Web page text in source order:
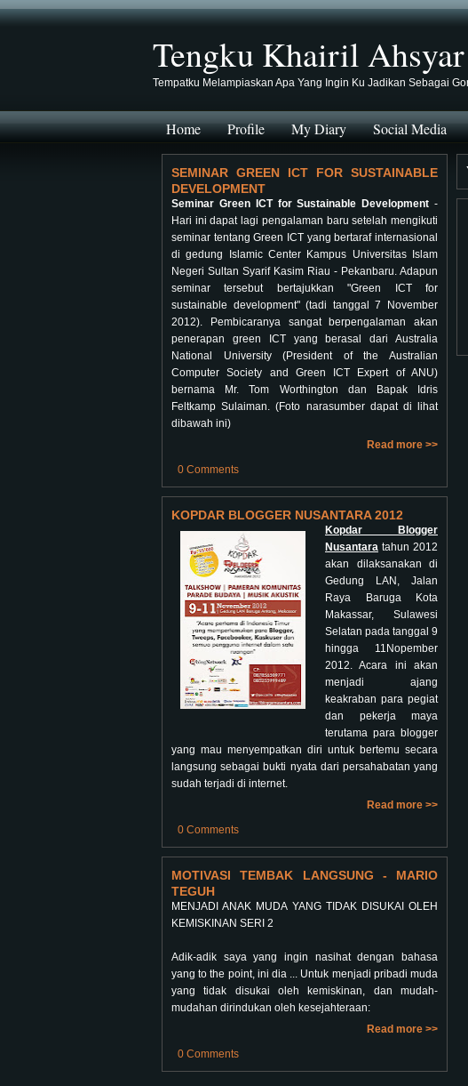
Tengku Khairil Ahsyar
Tempatku Melampiaskan Apa Yang Ingin Ku Jadikan Sebagai
Home Profile My Diary Social Media
SEMINAR GREEN ICT FOR SUSTAINABLE
DEVELOPMENT
Seminar Green ICT for Sustainable Development -
Hari ini dapat lagi pengalaman baru setelah mengikuti
seminar tentang Green ICT yang bertaraf internasional
di gedung Islamic Center Kampus Universitas Islam
Negeri Sultan Syarif Kasim Riau - Pekanbaru. Adapun
seminar tersebut bertajukkan "Green ICT for
sustainable development" (tadi tanggal 7 November
2012). Pembicaranya sangat berpengalaman akan
penerapan green ICT yang berasal dari Australia
National University (President of the Australian
Computer Society and Green ICT Expert of ANU)
bernama Mr. Tom Worthington dan Bapak Idris
Feltkamp Sulaiman. (Foto narasumber dapat di lihat
dibawah ini)
Read more >>
0 Comments
KOPDAR BLOGGER NUSANTARA 2012
Kopdar Blogger
Nusantara tahun 2012
akan dilaksanakan di
Gedung LAN, Jalan
Raya Baruga Kota
Makassar, Sulawesi
Selatan pada tanggal 9
hingga 11Nopember
2012. Acara ini akan
menjadi ajang
keakraban para pegiat
dan pekerja maya
terutama para blogger
yang mau menyempatkan diri untuk bertemu secara
langsung sebagai bukti nyata dari persahabatan yang
sudah terjadi di internet.
Read more >>
0 Comments
MOTIVASI TEMBAK LANGSUNG - MARIO
TEGUH
MENJADI ANAK MUDA YANG TIDAK DISUKAI OLEH
KEMISKINAN SERI 2
Adik-adik saya yang ingin nasihat dengan bahasa
yang to the point, ini dia ... Untuk menjadi pribadi muda
yang tidak disukai oleh kemiskinan, dan mudah-
mudahan dirindukan oleh kesejahteraan:
Read more >>
0 Comments